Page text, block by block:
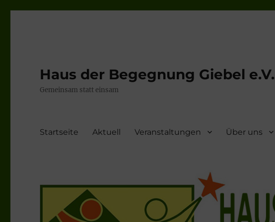
Haus der Begegnung Giebel e.V.
Gemeinsam statt einsam
Startseite Aktuell Veranstaltungen Über uns